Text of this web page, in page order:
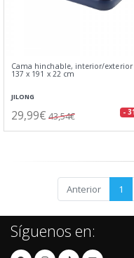
Cama hinchable, interior/exterior
137 x 191 x 22 cm
JILONG
29,99€ 43,54€ -
Anterior 1
Síguenos en: